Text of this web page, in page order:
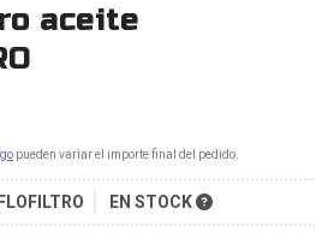
aceite
pueden variar el importe final del pedido.
EN STOCK